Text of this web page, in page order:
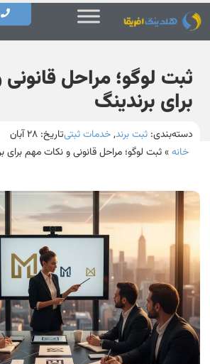
ثبت لوگو؛ مراحل
برای برندینگ
دسته‌بندی: ثبت برند,خدمات ثبتیتاریخ:
خانه»ثبت لوگو؛ مراحل قانونی و نکات مهم برای